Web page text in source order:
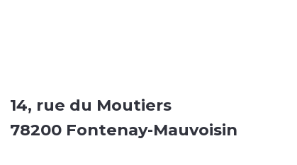
14, rue du Moutiers
78200 Fontenay-Mauvoisin